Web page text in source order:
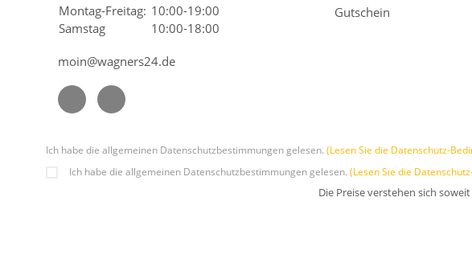
Montag-Freitag: 10:00-19:00
Samstag
10:00-18:00
moin@wagners24.de
Gutschein
Ich habe die allgemeinen Datenschutzbestimmungen gelesen. (Lesen Sie die Datenschutz-
Ich habe die allgemeinen Datenschutzbestimmungen gelesen. (Lesen Sie die
Die Preise verstehen sich